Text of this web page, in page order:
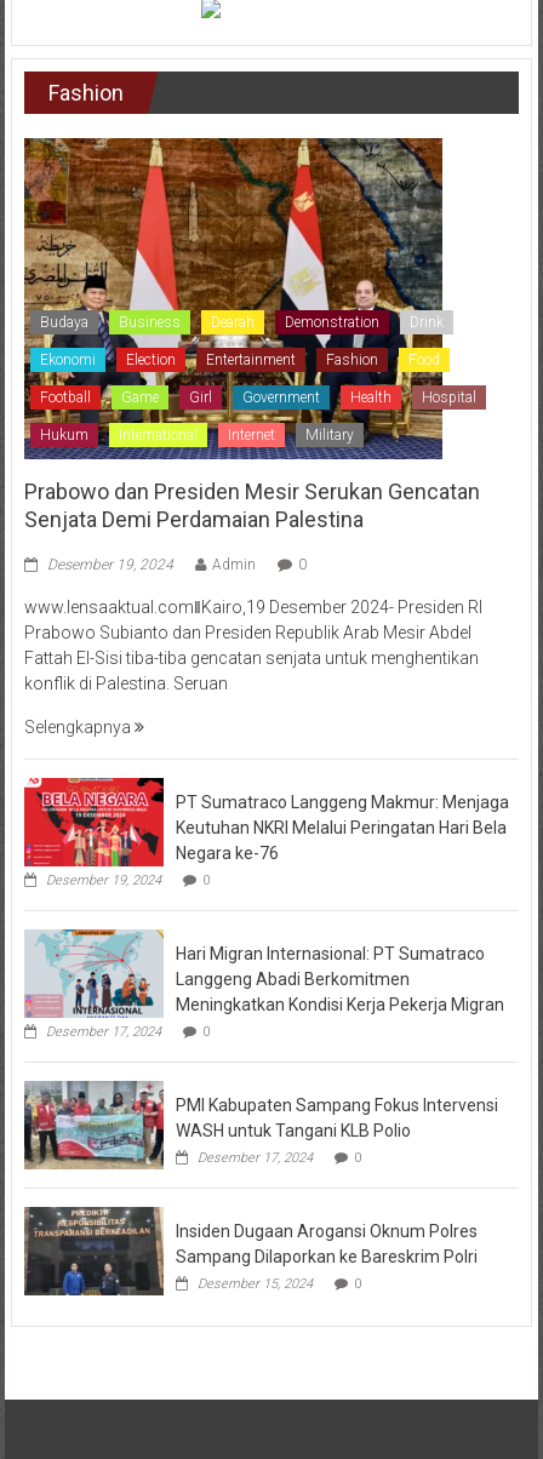
Fashion
Budaya Business Dearah Demonstration Drink
Ekonomi Election Entertainment Fashion Food
Football Game Girl Government Health Hospital
Hukum International Internet Military
Prabowo dan Presiden Mesir Serukan Gencatan
Senjata Demi Perdamaian Palestina
Desember 19, 2024 Admin 0
www.lensaaktual.comǁKairo,19 Desember 2024- Presiden RI
Prabowo Subianto dan Presiden Republik Arab Mesir Abdel
Fattah El-Sisi tiba-tiba gencatan senjata untuk menghentikan
konflik di Palestina. Seruan
Selengkapnya
PT Sumatraco Langgeng Makmur: Menjaga
Keutuhan NKRI Melalui Peringatan Hari Bela
Negara ke-76
Desember 19, 2024 0
Hari Migran Internasional: PT Sumatraco
Langgeng Abadi Berkomitmen
Meningkatkan Kondisi Kerja Pekerja Migran
Desember 17, 2024 0
PMI Kabupaten Sampang Fokus Intervensi
WASH untuk Tangani KLB Polio
Desember 17, 2024 0
Insiden Dugaan Arogansi Oknum Polres
Sampang Dilaporkan ke Bareskrim Polri
Desember 15, 2024 0